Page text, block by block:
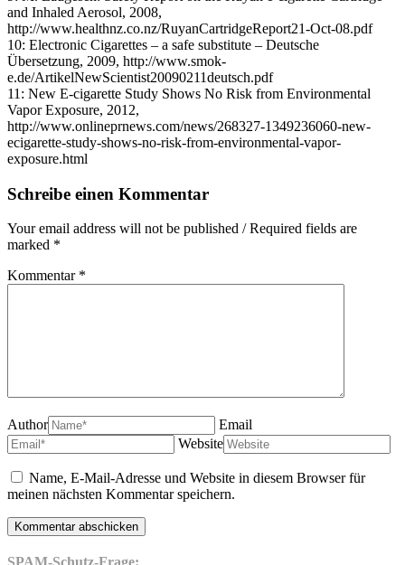
and Inhaled Aerosol, 2008,
http://www.healthnz.co.nz/RuyanCartridgeReport21-Oct-08.pdf
10: Electronic Cigarettes – a safe substitute – Deutsche
Übersetzung, 2009, http://www.smok-
e.de/ArtikelNewScientist20090211deutsch.pdf
11: New E-cigarette Study Shows No Risk from Environmental
Vapor Exposure, 2012,
http://www.onlineprnews.com/news/268327-1349236060-new-
ecigarette-study-shows-no-risk-from-environmental-vapor-
exposure.html
Schreibe einen Kommentar
Your email address will not be published / Required fields are
marked *
Kommentar *
Author
Email
Website
Name, E-Mail-Adresse und Website in diesem Browser für
meinen nächsten Kommentar speichern.